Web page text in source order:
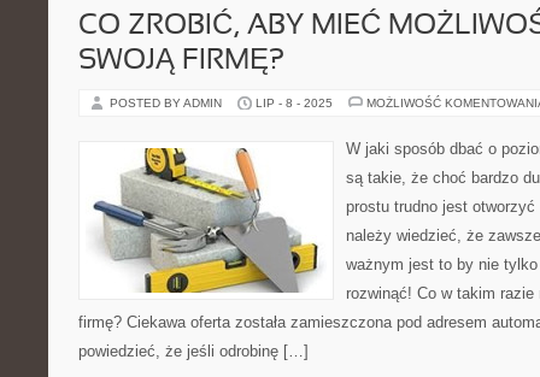
CO ZROBIĆ, ABY MIEĆ
SWOJĄ FIRMĘ?
POSTED BY ADMIN LIP - 8 - 2025 MOŻLIWOŚĆ
W jaki sposób dbać o
są takie, że choć bardzo
prostu trudno jest
należy wiedzieć, że
ważnym jest to by nie
rozwinąć! Co w takim
firmę? Ciekawa oferta została zamieszczona pod adresem
powiedzieć, że jeśli odrobinę […]